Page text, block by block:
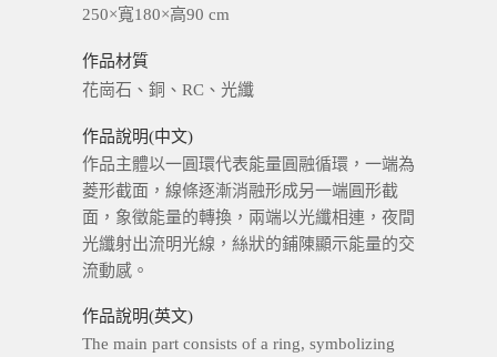
250×寬180×高90 cm
作品材質
花崗石、銅、RC、光纖
作品說明(中文)
作品主體以一圓環代表能量圓融循環，一端為
菱形截面，線條逐漸消融形成另一端圓形截
面，象徵能量的轉換，兩端以光纖相連，夜間
光纖射出流明光線，絲狀的鋪陳顯示能量的交
流動感。
作品說明(英文)
The main part consists of a ring, symbolizing